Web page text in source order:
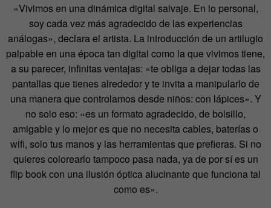
«Vivimos en una dinámica digital salvaje. En lo personal,
soy cada vez más agradecido de las experiencias
análogas», declara el artista. La introducción de un artilugio
palpable en una época tan digital como la que vivimos tiene,
a su parecer, infinitas ventajas: «te obliga a dejar todas las
pantallas que tienes alrededor y te invita a manipularlo de
una manera que controlamos desde niños: con lápices». Y
no solo eso: «es un formato agradecido, de bolsillo,
amigable y lo mejor es que no necesita cables, baterías o
wifi, solo tus manos y las herramientas que prefieras. Si no
quieres colorearlo tampoco pasa nada, ya de por sí es un
flip book con una ilusión óptica alucinante que funciona tal
como es».